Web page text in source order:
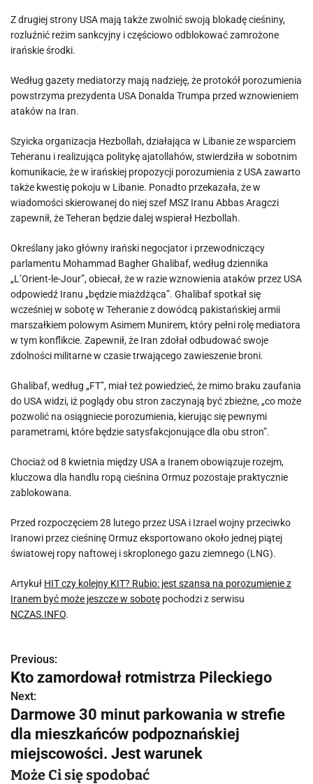
Z drugiej strony USA mają także zwolnić swoją blokadę cieśniny,
rozluźnić reżim sankcyjny i częściowo odblokować zamrożone
irańskie środki.
Według gazety mediatorzy mają nadzieję, że protokół porozumienia
powstrzyma prezydenta USA Donalda Trumpa przed wznowieniem
ataków na Iran.
Szyicka organizacja Hezbollah, działająca w Libanie ze wsparciem
Teheranu i realizująca politykę ajatollahów, stwierdziła w sobotnim
komunikacie, że w irańskiej propozycji porozumienia z USA zawarto
także kwestię pokoju w Libanie. Ponadto przekazała, że w
wiadomości skierowanej do niej szef MSZ Iranu Abbas Aragczi
zapewnił, że Teheran będzie dalej wspierał Hezbollah.
Określany jako główny irański negocjator i przewodniczący
parlamentu Mohammad Bagher Ghalibaf, według dziennika
„L’Orient-le-Jour”, obiecał, że w razie wznowienia ataków przez USA
odpowiedź Iranu „będzie miażdżąca”. Ghalibaf spotkał się
wcześniej w sobotę w Teheranie z dowódcą pakistańskiej armii
marszałkiem polowym Asimem Munirem, który pełni rolę mediatora
w tym konflikcie. Zapewnił, że Iran zdołał odbudować swoje
zdolności militarne w czasie trwającego zawieszenie broni.
Ghalibaf, według „FT”, miał też powiedzieć, że mimo braku zaufania
do USA widzi, iż poglądy obu stron zaczynają być zbieżne, „co może
pozwolić na osiągniecie porozumienia, kierując się pewnymi
parametrami, które będzie satysfakcjonujące dla obu stron”.
Chociaż od 8 kwietnia między USA a Iranem obowiązuje rozejm,
kluczowa dla handlu ropą cieśnina Ormuz pozostaje praktycznie
zablokowana.
Przed rozpoczęciem 28 lutego przez USA i Izrael wojny przeciwko
Iranowi przez cieśninę Ormuz eksportowano około jednej piątej
światowej ropy naftowej i skroplonego gazu ziemnego (LNG).
Artykuł HIT czy kolejny KIT? Rubio: jest szansa na porozumienie z
Iranem być może jeszcze w sobotę pochodzi z serwisu
NCZAS.INFO.
N
a
w
i
g
Previous:
Kto zamordował rotmistrza Pileckiego
Next:
Darmowe 30 minut parkowania w strefie
dla mieszkańców podpoznańskiej
miejscowości. Jest warunek
Może Ci się spodobać